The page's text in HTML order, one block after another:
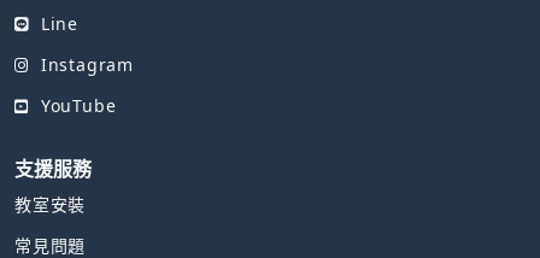
Line
Instagram
YouTube
支援服務
教室安裝
常見問題